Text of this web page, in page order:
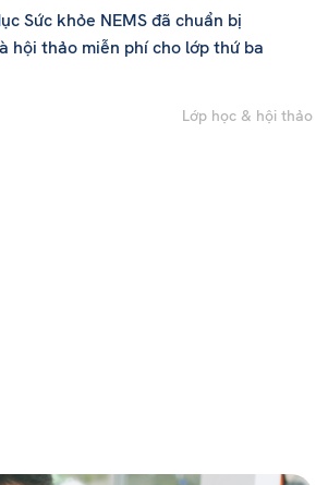
Sức khỏe NEMS đã chuẩn bị
hội thảo miễn phí cho lớp thứ ba
Lớp học & hội thảo